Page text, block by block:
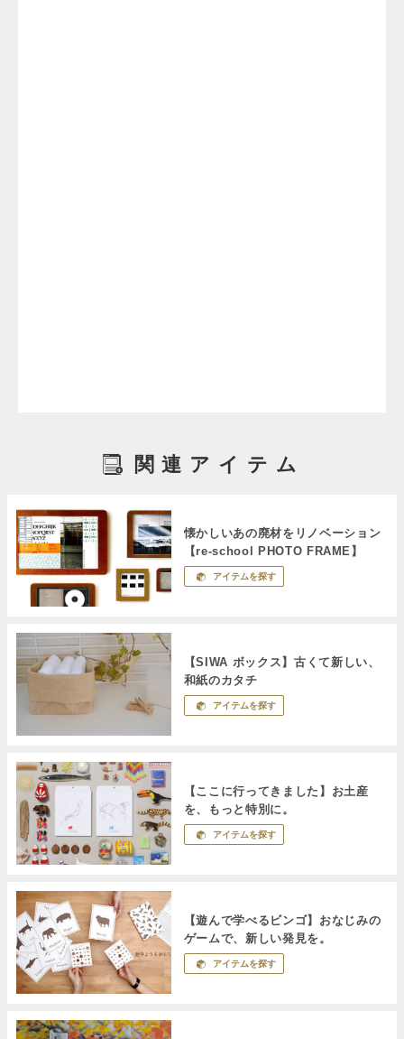
関連アイテム
懐かしいあの廃材をリノベーション
【re-school PHOTO FRAME】
アイテムを探す
【SIWA ボックス】古くて新しい、
和紙のカタチ
アイテムを探す
【ここに行ってきました】お土産
を、もっと特別に。
アイテムを探す
【遊んで学べるビンゴ】おなじみの
ゲームで、新しい発見を。
アイテムを探す